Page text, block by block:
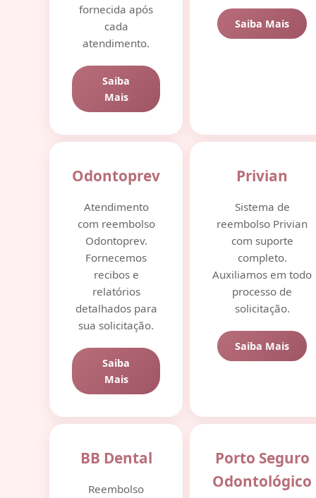
fornecida após
cada
atendimento.
Saiba
Mais
Saiba Mais
Odontoprev
Atendimento
com reembolso
Odontoprev.
Fornecemos
recibos e
relatórios
detalhados para
sua solicitação.
Saiba
Mais
Privian
Sistema de
reembolso Privian
com suporte
completo.
Auxiliamos em todo
processo de
solicitação.
Saiba Mais
BB Dental
Reembolso
Porto Seguro
Odontológico